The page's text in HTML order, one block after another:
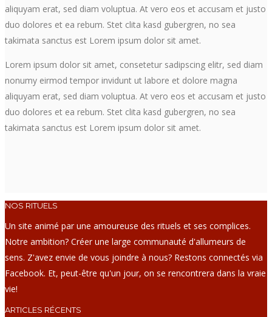
aliquyam erat, sed diam voluptua. At vero eos et accusam et justo
duo dolores et ea rebum. Stet clita kasd gubergren, no sea
takimata sanctus est Lorem ipsum dolor sit amet.
Lorem ipsum dolor sit amet, consetetur sadipscing elitr, sed diam
nonumy eirmod tempor invidunt ut labore et dolore magna
aliquyam erat, sed diam voluptua. At vero eos et accusam et justo
duo dolores et ea rebum. Stet clita kasd gubergren, no sea
takimata sanctus est Lorem ipsum dolor sit amet.
NOS RITUELS
Un site animé par une amoureuse des rituels et ses complices.
Notre ambition? Créer une large communauté d'allumeurs de
sens. Z'avez envie de vous joindre à nous? Restons connectés via
Facebook. Et, peut-être qu'un jour, on se rencontrera dans la vraie
vie!
ARTICLES RÉCENTS